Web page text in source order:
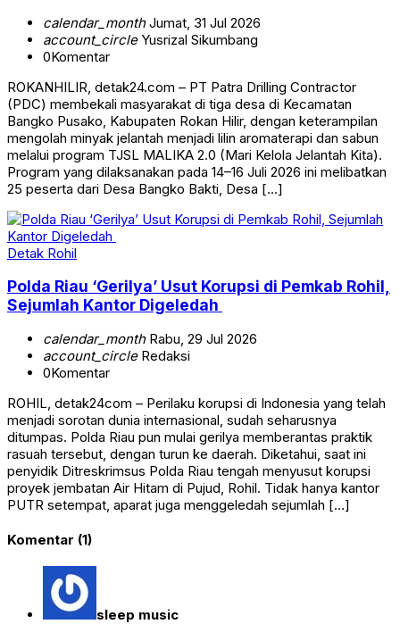
calendar_monthJumat, 31 Jul 2026
account_circleYusrizal Sikumbang
0Komentar
ROKANHILIR, detak24.com – PT Patra Drilling Contractor
(PDC) membekali masyarakat di tiga desa di Kecamatan
Bangko Pusako, Kabupaten Rokan Hilir, dengan keterampilan
mengolah minyak jelantah menjadi lilin aromaterapi dan sabun
melalui program TJSL MALIKA 2.0 (Mari Kelola Jelantah Kita).
Program yang dilaksanakan pada 14–16 Juli 2026 ini melibatkan
25 peserta dari Desa Bangko Bakti, Desa […]
Detak Rohil
Polda Riau ‘Gerilya’ Usut Korupsi di Pemkab Rohil,
Sejumlah Kantor Digeledah
calendar_monthRabu, 29 Jul 2026
account_circleRedaksi
0Komentar
ROHIL, detak24com – Perilaku korupsi di Indonesia yang telah
menjadi sorotan dunia internasional, sudah seharusnya
ditumpas. Polda Riau pun mulai gerilya memberantas praktik
rasuah tersebut, dengan turun ke daerah. Diketahui, saat ini
penyidik Ditreskrimsus Polda Riau tengah menyusut korupsi
proyek jembatan Air Hitam di Pujud, Rohil. Tidak hanya kantor
PUTR setempat, aparat juga menggeledah sejumlah […]
Komentar (1)
sleep music